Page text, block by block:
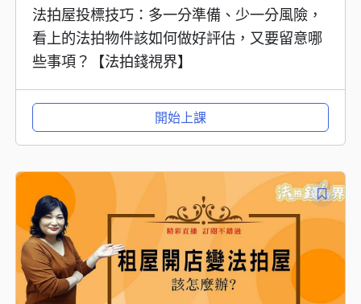
法拍屋投標技巧：多一分準備、少一分風險，
看上的法拍物件該如何做好評估，又要留意哪
些事項？【法拍錢視界】
開始上課